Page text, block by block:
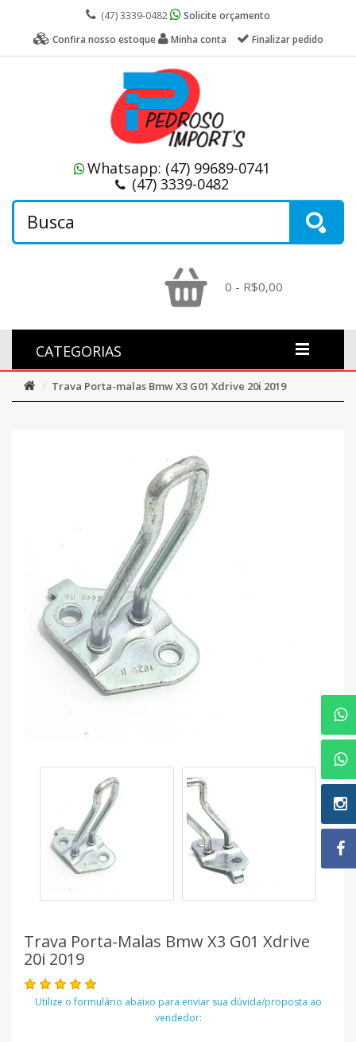
(47) 3339-0482
Solicite orçamento
Confira nosso estoque
Minha conta Finalizar pedido
Whatsapp: (47) 99689-0741
(47) 3339-0482
0 - R$0,00
CATEGORIAS
Trava Porta-malas Bmw X3 G01 Xdrive 20i 2019
Trava Porta-Malas Bmw X3 G01 Xdrive
20i 2019
Utilize o formulário abaixo para enviar sua dúvida/proposta ao
vendedor: